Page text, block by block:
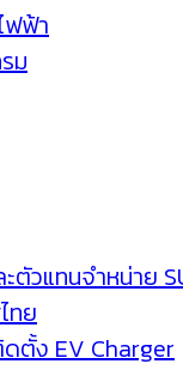
ฟฟ้า
ม
ะตัวแทนจำหน่าย
ทย
ดตั้ง EV Charger